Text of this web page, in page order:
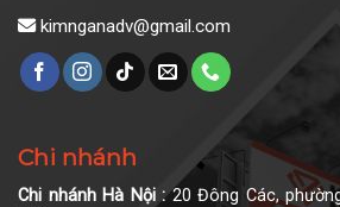
kimnganadv@gmail.com
Chi nhánh
Chi nhánh Hà Nội :20 Đông Các,